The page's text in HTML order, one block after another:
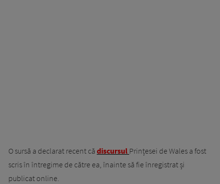
O sursă a declarat recent că discursul Prințesei de Wales a fost
scris în întregime de către ea, înainte să fie înregistrat și
publicat online.